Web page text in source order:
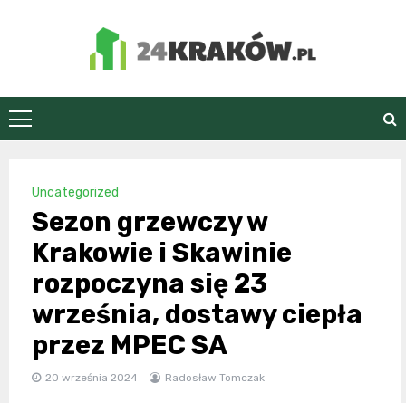
24Kraków.pl
Uncategorized
Sezon grzewczy w
Krakowie i Skawinie
rozpoczyna się 23
września, dostawy ciepła
przez MPEC SA
20 września 2024 Radosław Tomczak